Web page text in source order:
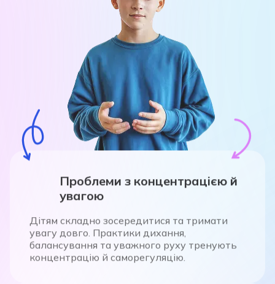
Проблеми з концентрацією й
увагою
Дітям складно зосередитися та тримати
увагу довго. Практики дихання,
балансування та уважного руху тренують
концентрацію й саморегуляцію.